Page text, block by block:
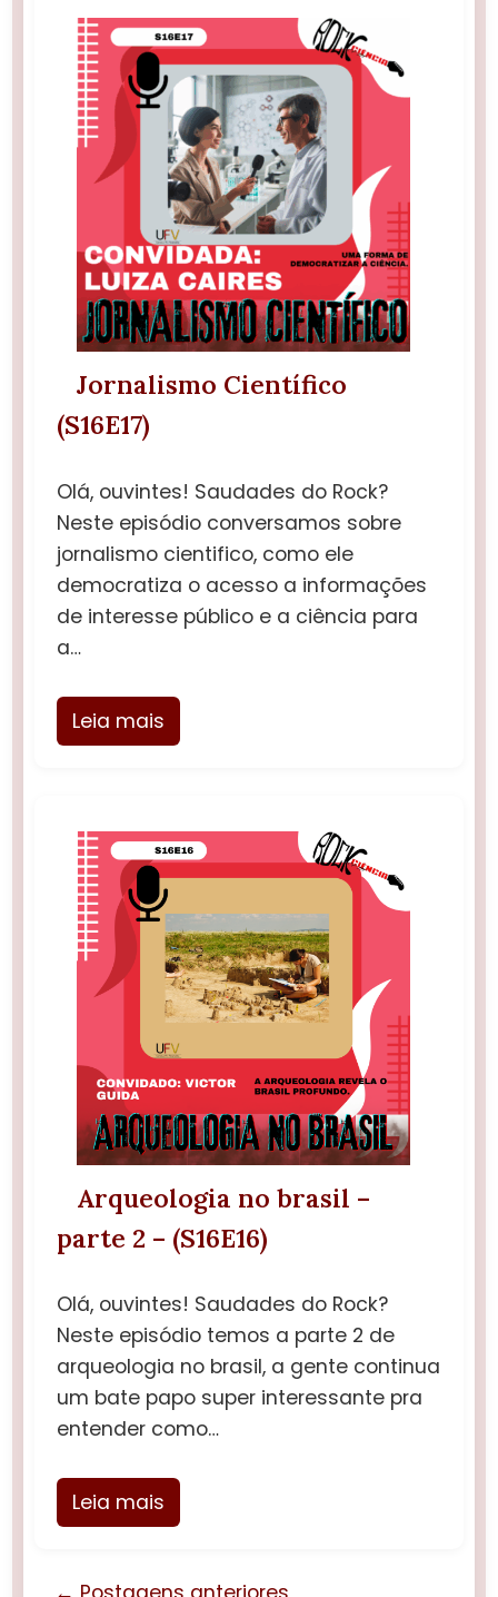
Jornalismo Científico
(S16E17)
Olá, ouvintes! Saudades do Rock?
Neste episódio conversamos sobre
jornalismo cientifico, como ele
democratiza o acesso a informações
de interesse público e a ciência para
a…
Leia mais
Arqueologia no brasil –
parte 2 – (S16E16)
Olá, ouvintes! Saudades do Rock?
Neste episódio temos a parte 2 de
arqueologia no brasil, a gente continua
um bate papo super interessante pra
entender como…
Leia mais